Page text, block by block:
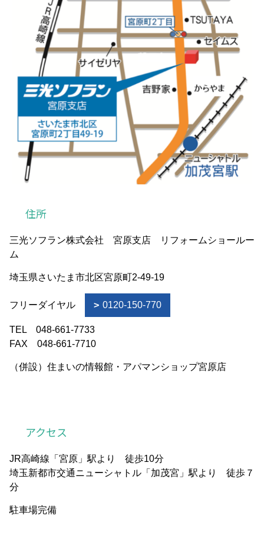
住所
三光ソフラン株式会社 宮原支店 リフォームショールー
ム
埼玉県さいたま市北区宮原町2-49-19
フリーダイヤル 0120-150-770
TEL 048-661-7733
FAX 048-661-7710
（併設）住まいの情報館・アパマンショップ宮原店
アクセス
JR高崎線「宮原」駅より 徒歩10分
埼玉新都市交通ニューシャトル「加茂宮」駅より 徒歩７
分
駐車場完備